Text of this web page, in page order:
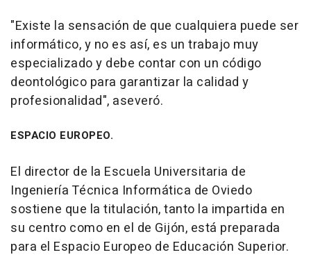
"Existe la sensación de que cualquiera puede ser
informático, y no es así, es un trabajo muy
especializado y debe contar con un código
deontológico para garantizar la calidad y
profesionalidad", aseveró.
ESPACIO EUROPEO.
El director de la Escuela Universitaria de
Ingeniería Técnica Informática de Oviedo
sostiene que la titulación, tanto la impartida en
su centro como en el de Gijón, está preparada
para el Espacio Europeo de Educación Superior.